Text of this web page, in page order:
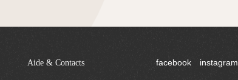
Aide & Contacts facebook instagram